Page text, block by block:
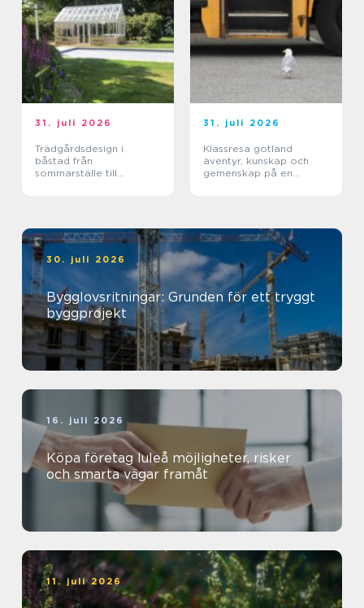
31. juli 2026
Trädgårdsdesign i
båstad från
sommarställe till
31. juli 2026
Klassresa gotland
äventyr, kunskap och
gemenskap på en
30. juli 2026
Bygglovsritningar: Grunden för ett tryggt
byggprojekt
16. juli 2026
Köpa företag luleå möjligheter, risker
och smarta vägar framåt
11. juli 2026